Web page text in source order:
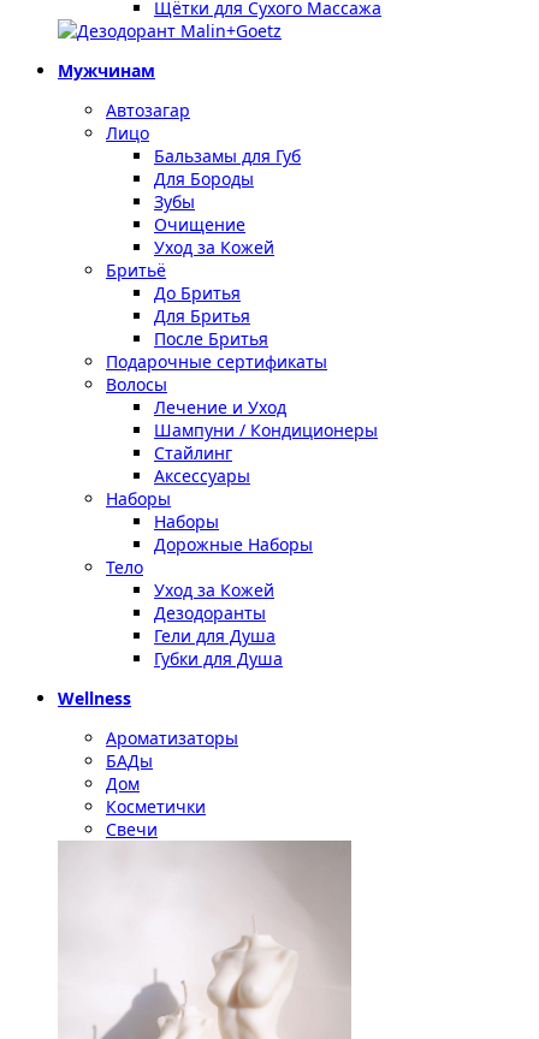
Щётки для Сухого Массажа
Мужчинам
Автозагар
Лицо
Бальзамы для Губ
Для Бороды
Зубы
Очищение
Уход за Кожей
Бритьё
До Бритья
Для Бритья
После Бритья
Подарочные сертификаты
Волосы
Лечение и Уход
Шампуни / Кондиционеры
Стайлинг
Аксессуары
Наборы
Наборы
Дорожные Наборы
Тело
Уход за Кожей
Дезодоранты
Гели для Душа
Губки для Душа
Wellness
Ароматизаторы
БАДы
Дом
Косметички
Свечи